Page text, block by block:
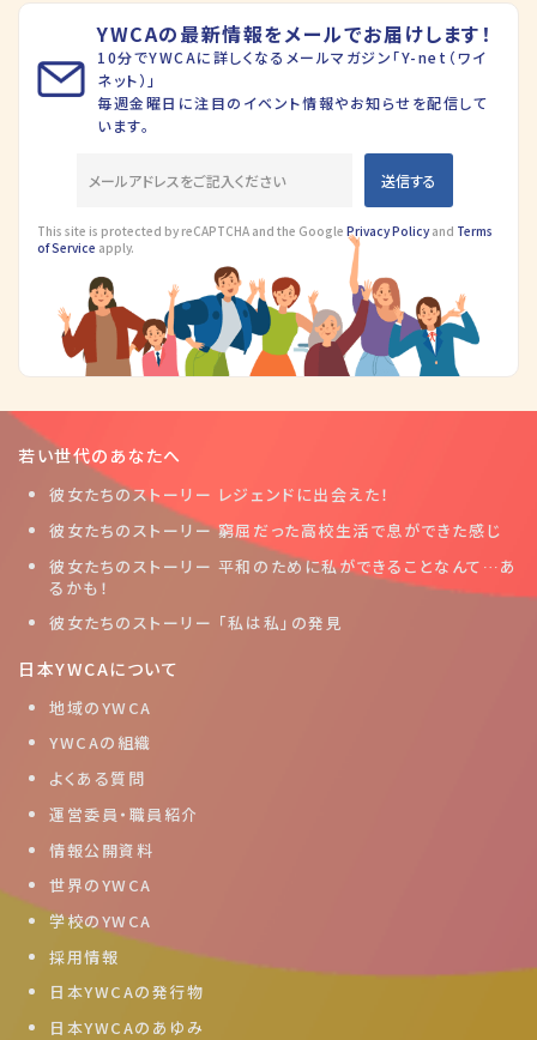
YWCAの最新情報をメールでお届けします！
10分でYWCAに詳しくなるメールマガジン「Y-net（ワイ
ネット）」
毎週金曜日に注目のイベント情報やお知らせを配信して
います。
This site is protected by reCAPTCHA and the Google Privacy Policyand Terms
of Service apply.
若い世代のあなたへ
彼女たちのストーリー レジェンドに出会えた！
彼女たちのストーリー 窮屈だった高校生活で息ができた感じ
彼女たちのストーリー 平和のために私ができることなんて…あ
るかも！
彼女たちのストーリー 「私は私」の発見
日本YWCAについて
地域のYWCA
YWCAの組織
よくある質問
運営委員・職員紹介
情報公開資料
世界のYWCA
学校のYWCA
採用情報
日本YWCAの発行物
日本YWCAのあゆみ